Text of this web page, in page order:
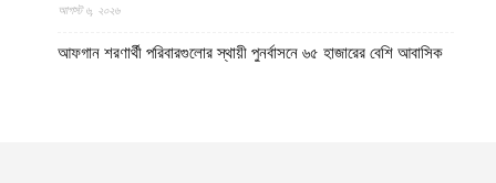
আগস্ট ৬, ২০২৬
আফগান শরণার্থী পরিবারগুলোর স্থায়ী পুনর্বাসনে ৬৫ হাজারের বেশি আবাসিক